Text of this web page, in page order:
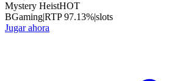
Mystery HeistHOT
BGaming|RTP97.13%|slots
Jugar ahora